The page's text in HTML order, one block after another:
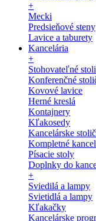
+
Mecki
Predsieňové steny
Lavice a taburety
Kancelária
+
Stohovateľné
Konferenčné
Kovové lavice
Herné kreslá
Kontajnery
Kľakosedy
Kancelárske
Kompletné
Písacie stoly
Doplnky do
+
Sviedilá a lampy
Svietidlá a lampy
Kľakačky
Kancelárske